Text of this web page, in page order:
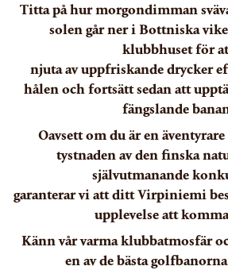
Titta på hur morgondimman
solen går ner i Bottniska
klubbhuset för
njuta av uppfriskande drycker
hålen och fortsätt sedan att
fängslande
Oavsett om du är en
tystnaden av den finska
självutmanande
garanterar vi att ditt Virpiniemi
upplevelse att
Känn vår varma klubbatmosfär
en av de bästa